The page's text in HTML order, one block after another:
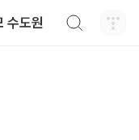
수도원